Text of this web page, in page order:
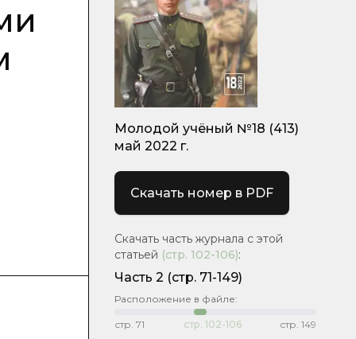
Молодой учёный №18 (413)
май 2022 г.
Скачать номер в PDF
Скачать часть журнала с этой
статьей (стр. 102-106):
Часть 2 (стр. 71-149)
Расположение в файле:
стр. 71 стр. 102-106 стр. 149